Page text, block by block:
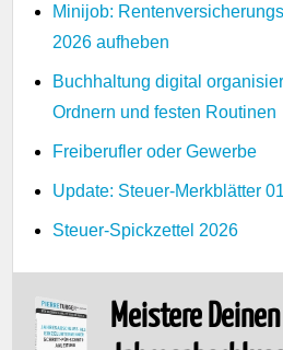
Minijob:
2026 aufheben
Buchhaltung digital
Ordnern und festen Routinen
Freiberufler oder Gewerbe
Update: Steuer-Merkblätter
Steuer-Spickzettel 2026
Meistere Deinen